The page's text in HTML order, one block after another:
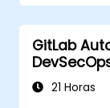
GitLab
21 Horas